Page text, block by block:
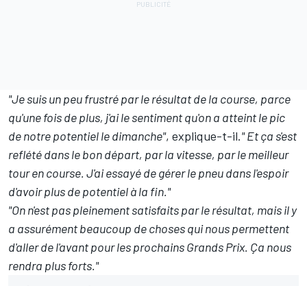
"Je suis un peu frustré par le résultat de la course, parce
qu'une fois de plus, j'ai le sentiment qu'on a atteint le pic
de notre potentiel le dimanche", explique-t-il." Et ça s'est
reflété dans le bon départ, par la vitesse, par le meilleur
tour en course. J'ai essayé de gérer le pneu dans l'espoir
d'avoir plus de potentiel à la fin."
"On n'est pas pleinement satisfaits par le résultat, mais il y
a assurément beaucoup de choses qui nous permettent
d'aller de l'avant pour les prochains Grands Prix. Ça nous
rendra plus forts."